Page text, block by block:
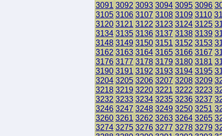
3091 3092 3093 3094 3095 3096
3105 3106 3107 3108 3109 3110
3120 3121 3122 3123 3124 3125
3134 3135 3136 3137 3138 3139
3148 3149 3150 3151 3152 3153
3162 3163 3164 3165 3166 3167
3176 3177 3178 3179 3180 3181
3190 3191 3192 3193 3194 3195
3204 3205 3206 3207 3208 3209
3218 3219 3220 3221 3222 3223
3232 3233 3234 3235 3236 3237
3246 3247 3248 3249 3250 3251
3260 3261 3262 3263 3264 3265
3274 3275 3276 3277 3278 3279